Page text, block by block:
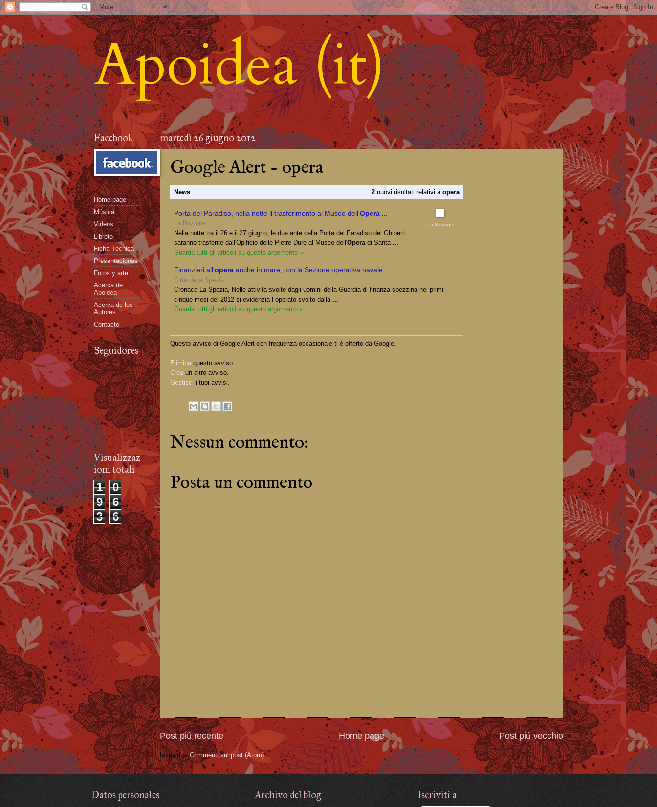
Apoidea (it)
martedì 26 giugno 2012
Google Alert - opera
News 2 nuovi risultati relativi a opera
Porta del Paradiso, nella notte il trasferimento al Museo dell'Opera ...
La Nazione
Nella notte tra il 26 e il 27 giugno, le due ante della Porta del Paradiso del Ghiberti
saranno trasferite dall'Opificio delle Pietre Dure al Museo dell'Opera di Santa ...
Guarda tutti gli articoli su questo argomento »
La Nazione
Finanzieri all'opera anche in mare, con la Sezione operativa navale
Citta della Spezia
Cronaca La Spezia, Nelle attivita svolte dagli uomini della Guardia di finanza spezzina nei primi
cinque mesi del 2012 si evidenzia l operato svolto dalla ...
Guarda tutti gli articoli su questo argomento »
Questo avviso di Google Alert con frequenza occasionale ti è offerto da Google.
Elimina questo avviso.
Crea un altro avviso.
Gestisci i tuoi avvisi.
Nessun commento:
Posta un commento
Post più recente Post più vecchio
Home page
Iscriviti a:Commenti sul post (Atom)
Facebook
Home page
Música
Videos
Libreto
Ficha Técnica
Presentaciones
Fotos y arte
Acerca de
Apoidea
Acerca de los
Autores
Contacto
Seguidores
Visualizzaz
ioni totali
1
0
9
6
3
6
Datos personales Archivo del blog Iscriviti a